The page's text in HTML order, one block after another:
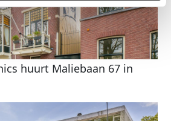
huurt Maliebaan 67 in